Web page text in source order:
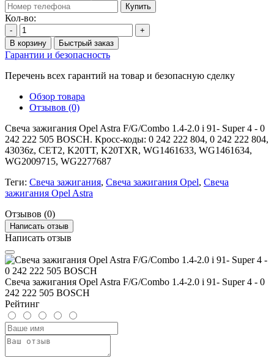
Купить
Кол-во:
-
+
В корзину
Быстрый заказ
Гарантии и безопасность
Перечень всех гарантий на товар и безопасную сделку
Обзор товара
Отзывов (0)
Свеча зажигания Opel Astra F/G/Combo 1.4-2.0 i 91- Super 4 - 0
242 222 505 BOSCH. Кросс-коды: 0 242 222 804, 0 242 222 804,
43036z, CET2, K20TT, K20TXR, WG1461633, WG1461634,
WG2009715, WG2277687
Теги: Свеча зажигания, Свеча зажигания Opel, Свеча
зажигания Opel Astra
Отзывов (0)
Написать отзыв
Написать отзыв
Свеча зажигания Opel Astra F/G/Combo 1.4-2.0 i 91- Super 4 - 0
242 222 505 BOSCH
Рейтинг